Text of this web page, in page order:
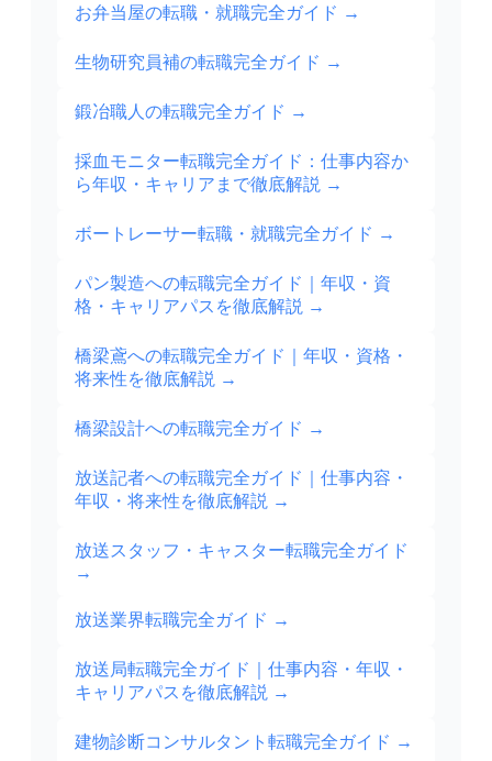
お弁当屋の転職・就職完全ガイド →
生物研究員補の転職完全ガイド →
鍛冶職人の転職完全ガイド →
採血モニター転職完全ガイド：仕事内容か
ら年収・キャリアまで徹底解説 →
ボートレーサー転職・就職完全ガイド →
パン製造への転職完全ガイド｜年収・資
格・キャリアパスを徹底解説 →
橋梁鳶への転職完全ガイド｜年収・資格・
将来性を徹底解説 →
橋梁設計への転職完全ガイド →
放送記者への転職完全ガイド｜仕事内容・
年収・将来性を徹底解説 →
放送スタッフ・キャスター転職完全ガイド
→
放送業界転職完全ガイド →
放送局転職完全ガイド｜仕事内容・年収・
キャリアパスを徹底解説 →
建物診断コンサルタント転職完全ガイド →